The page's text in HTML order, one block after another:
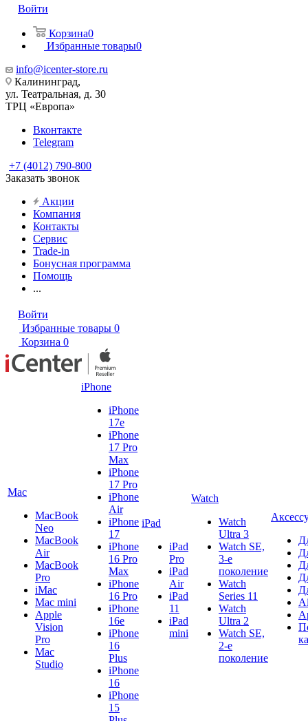
Войти
Корзина0
Избранные товары0
info@icenter-store.ru
Калининград,
ул. Театральная, д. 30
ТРЦ «Европа»
Вконтакте
Telegram
+7 (4012) 790-800
Заказать звонок
Акции
Компания
Контакты
Сервис
Trade-in
Бонусная программа
Помощь
...
Войти
Избранные товары 0
Корзина 0
Mac
MacBook
Neo
MacBook
Air
MacBook
Pro
iMac
Mac mini
Apple
Vision
Pro
Mac
Studio
iPhone
iPhone
17e
iPhone
17 Pro
Max
iPhone
17 Pro
iPhone
Air
iPhone
17
iPhone
16 Pro
Max
iPhone
16 Pro
iPhone
16e
iPhone
16
Plus
iPhone
16
iPhone
15
iPad
iPad
Pro
iPad
Air
iPad
11
iPad
mini
Watch
Watch
Ultra 3
Watch SE,
3-е
поколение
Watch
Series 11
Watch
Ultra 2
Watch SE,
2-е
поколение